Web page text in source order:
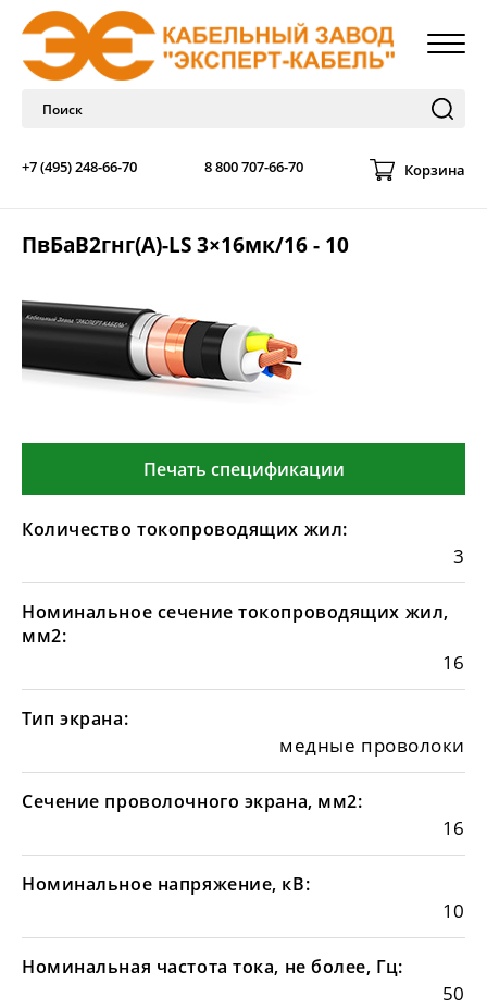
+7 (495) 248-66-70 8 800 707-66-70 Корзина
ПвБаВ2гнг(А)-LS 3×16мк/16 - 10
Печать спецификации
Количество токопроводящих жил:
3
Номинальное сечение токопроводящих жил,
мм2:
16
Тип экрана:
медные проволоки
Сечение проволочного экрана, мм2:
16
Номинальное напряжение, кВ:
10
Номинальная частота тока, не более, Гц:
50